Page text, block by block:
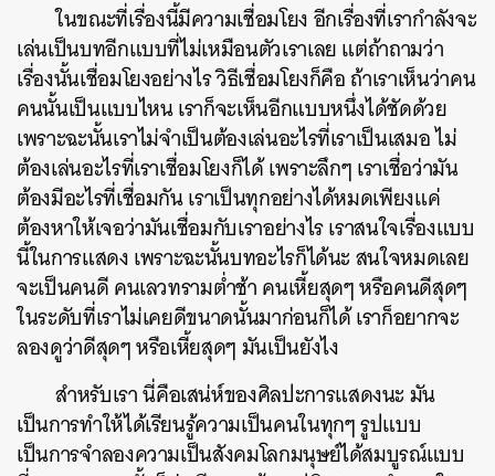
ในขณะที่เรื่องนี้มีความเชื่อมโยง อีกเรื่องที่เรากำลังจะ
เล่นเป็นบทอีกแบบที่ไม่เหมือนตัวเราเลย แต่ถ้าถามว่า
เรื่องนั้นเชื่อมโยงอย่างไร วิธีเชื่อมโยงก็คือ ถ้าเราเห็นว่าคน
คนนั้นเป็นแบบไหน เราก็จะเห็นอีกแบบหนึ่งได้ชัดด้วย
เพราะฉะนั้นเราไม่จำเป็นต้องเล่นอะไรที่เราเป็นเสมอ ไม่
ต้องเล่นอะไรที่เราเชื่อมโยงก็ได้ เพราะลึกๆ เราเชื่อว่ามัน
ต้องมีอะไรที่เชื่อมกัน เราเป็นทุกอย่างได้หมดเพียงแค่
ต้องหาให้เจอว่ามันเชื่อมกับเราอย่างไร เราสนใจเรื่องแบบ
นี้ในการแสดง เพราะฉะนั้นบทอะไรก็ได้นะ สนใจหมดเลย
จะเป็นคนดี คนเลวทรามต่ำช้า คนเหี้ยสุดๆ หรือคนดีสุดๆ
ในระดับที่เราไม่เคยดีขนาดนั้นมาก่อนก็ได้ เราก็อยากจะ
ลองดูว่าดีสุดๆ หรือเหี้ยสุดๆ มันเป็นยังไง
สำหรับเรา นี่คือเสน่ห์ของศิลปะการแสดงนะ มัน
เป็นการทำให้ได้เรียนรู้ความเป็นคนในทุกๆ รูปแบบ
เป็นการจำลองความเป็นสังคมโลกมนุษย์ได้สมบูรณ์แบบ